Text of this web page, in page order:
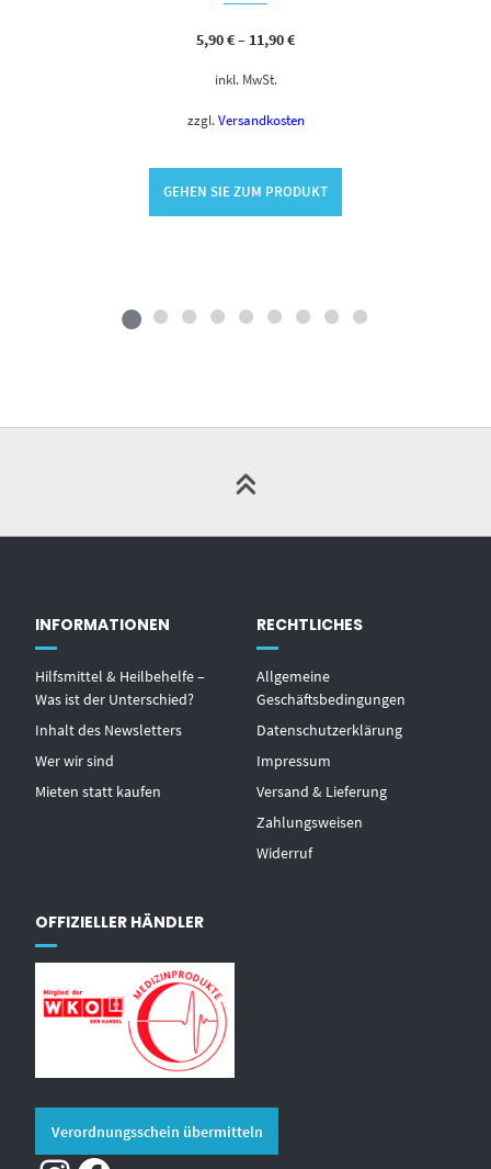
5,90€– 11,90€
inkl. MwSt.
zzgl. Versandkosten
GEHEN SIE ZUM PRODUKT
INFORMATIONEN
Hilfsmittel & Heilbehelfe –
Was ist der Unterschied?
Inhalt des Newsletters
Wer wir sind
Mieten statt kaufen
RECHTLICHES
Allgemeine
Geschäftsbedingungen
Datenschutzerklärung
Impressum
Versand & Lieferung
Zahlungsweisen
Widerruf
OFFIZIELLER HÄNDLER
Verordnungsschein übermitteln